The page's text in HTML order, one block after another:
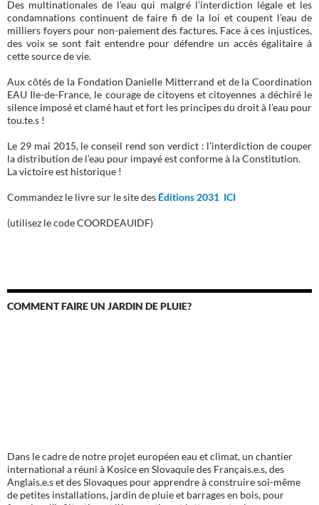
Des multinationales de l’eau qui malgré l’interdiction légale et les
condamnations continuent de faire fi de la loi et coupent l’eau de
milliers foyers pour non-paiement des factures. Face à ces injustices,
des voix se sont fait entendre pour défendre un accès égalitaire à
cette source de vie.
Aux côtés de la Fondation Danielle Mitterrand et de la Coordination
EAU Ile-de-France, le courage de citoyens et citoyennes a déchiré le
silence imposé et clamé haut et fort les principes du droit à l’eau pour
tou.te.s !
Le 29 mai 2015, le conseil rend son verdict : l’interdiction de couper
la distribution de l’eau pour impayé est conforme à la Constitution.
La victoire est historique !
Commandez le livre sur le site des Éditions 2031 ICI
(utilisez le code COORDEAUIDF)
COMMENT FAIRE UN JARDIN DE PLUIE?
Dans le cadre de notre projet européen eau et climat, un chantier
international a réuni à Kosice en Slovaquie des Français.e.s, des
Anglais.e.s et des Slovaques pour apprendre à construire soi-même
de petites installations, jardin de pluie et barrages en bois, pour